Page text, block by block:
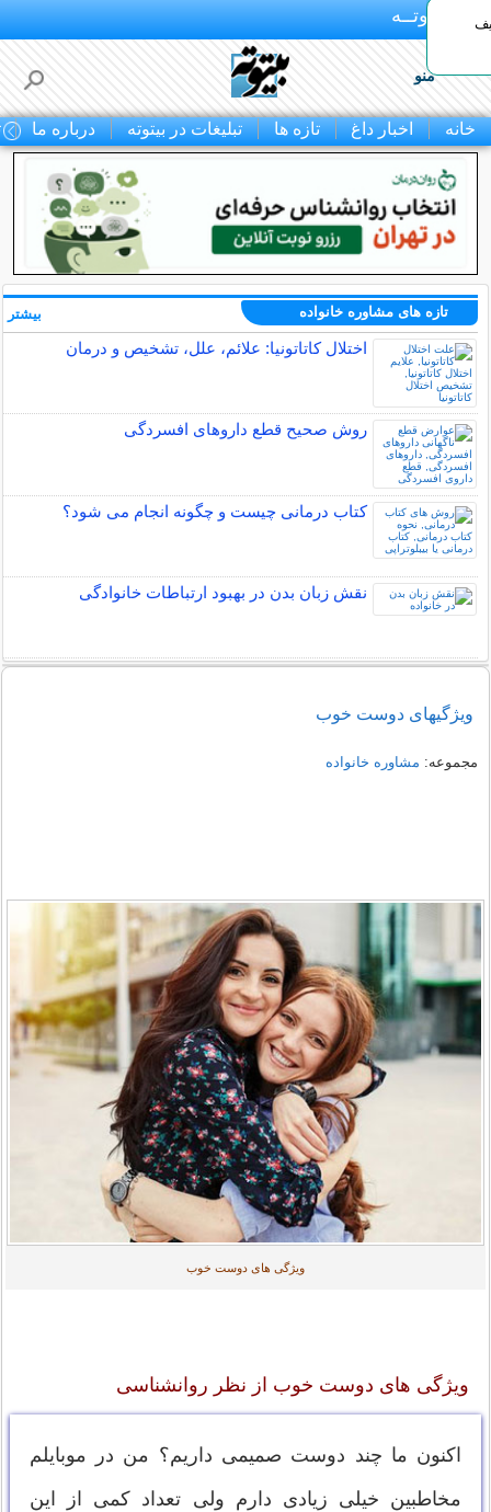
بـیتوتــه
منو
خانه اخبار داغ تازه ها تبلیغات در بیتوته درباره ما
تازه های مشاوره خانواده
اختلال کاتاتونیا: علائم، علل، تشخیص و درمان
روش صحیح قطع داروهای افسردگی
کتاب درمانی چیست و چگونه انجام می شود؟
نقش زبان بدن در بهبود ارتباطات خانوادگی
بیشتر
ویژگیهای دوست خوب
مجموعه: مشاوره خانواده
ویژگی های دوست خوب
ویژگی های دوست خوب از نظر روانشناسی
اکنون ما چند دوست صمیمی داریم؟ من در موبایلم
مخاطبین خیلی زیادی دارم ولی تعداد کمی از این